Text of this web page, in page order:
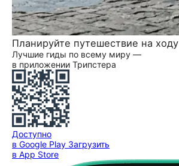
Планируйте путешествие на ходу
Лучшие гиды по всему миру —
в приложении Трипстера
Доступно
в Google Play Загрузить
в App Store